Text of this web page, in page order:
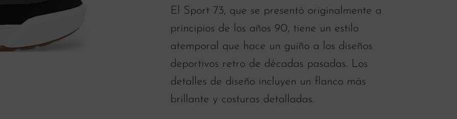
El Sport 73, que se presentó originalmente a
principios de los años 90, tiene un estilo
atemporal que hace un guiño a los diseños
deportivos retro de décadas pasadas. Los
detalles de diseño incluyen un flanco más
brillante y costuras detalladas.